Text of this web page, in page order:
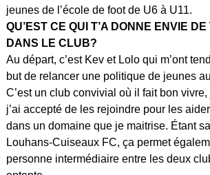
jeunes de l’école de foot de U6 à U11.
QU’EST CE QUI T’A DONNE ENVIE DE
DANS LE CLUB?
Au départ, c’est Kev et Lolo qui m’ont
but de relancer une politique de jeunes
C’est un club convivial où il fait bon vivre,
j’ai accepté de les rejoindre pour les
dans un domaine que je maitrise. Étant
Louhans-Cuiseaux FC, ça permet
personne intermédiaire entre les deux